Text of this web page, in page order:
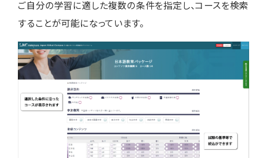
ご自分の学習に適した複数の条件を指定し、コースを検索
することが可能になっています。